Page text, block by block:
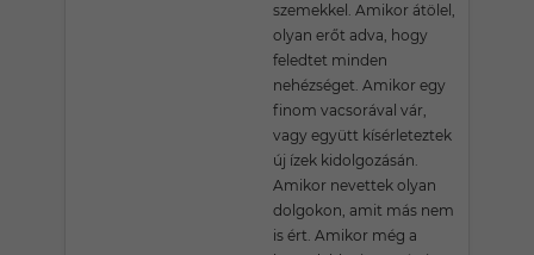
szemekkel. Amikor átölel,
olyan erőt adva, hogy
feledtet minden
nehézséget. Amikor egy
finom vacsorával vár,
vagy együtt kísérleteztek
új ízek kidolgozásán.
Amikor nevettek olyan
dolgokon, amit más nem
is ért. Amikor még a